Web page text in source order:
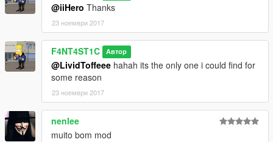
@iiHero Thanks
23 ноември 2017
F4NT4ST1C Автор
@LividToffeee hahah its the only one i could find for
some reason
23 ноември 2017
nenlee
muito bom mod